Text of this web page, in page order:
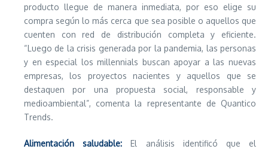
producto llegue de manera inmediata, por eso elige su
compra según lo más cerca que sea posible o aquellos que
cuenten con red de distribución completa y eficiente.
“Luego de la crisis generada por la pandemia, las personas
y en especial los millennials buscan apoyar a las nuevas
empresas, los proyectos nacientes y aquellos que se
destaquen por una propuesta social, responsable y
medioambiental”, comenta la representante de Quantico
Trends.
Alimentación saludable:
El análisis identificó que el